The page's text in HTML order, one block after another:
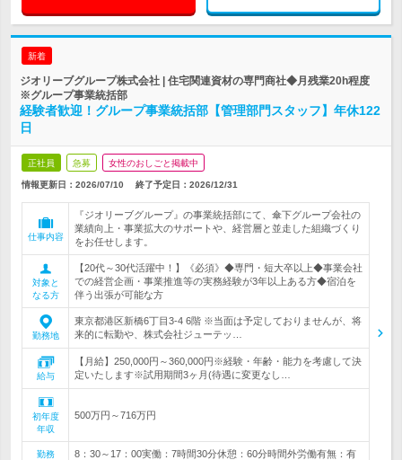
新着
ジオリーブグループ株式会社 | 住宅関連資材の専門商社◆月残業20h程度
※グループ事業統括部
経験者歓迎！グループ事業統括部【管理部門スタッフ】年休122
日
正社員 急募 女性のおしごと掲載中
情報更新日：2026/07/10 終了予定日： 2026/12/31
仕事内容
『ジオリーブグループ』の事業統括部にて、傘下グループ会社の
業績向上・事業拡大のサポートや、経営層と並走した組織づくり
をお任せします。
対象と
なる方
【20代～30代活躍中！】《必須》◆専門・短大卒以上◆事業会社
での経営企画・事業推進等の実務経験が3年以上ある方◆宿泊を
伴う出張が可能な方
勤務地
東京都港区新橋6丁目3‐4 6階 ※当面は予定しておりませんが、将
来的に転勤や、株式会社ジューテッ…
給与
【月給】250,000円～360,000円※経験・年齢・能力を考慮して決
定いたします※試用期間3ヶ月(待遇に変更なし…
初年度
年収
500万円～716万円
勤務
8：30～17：00実働：7時間30分休憩：60分時間外労働有無：有